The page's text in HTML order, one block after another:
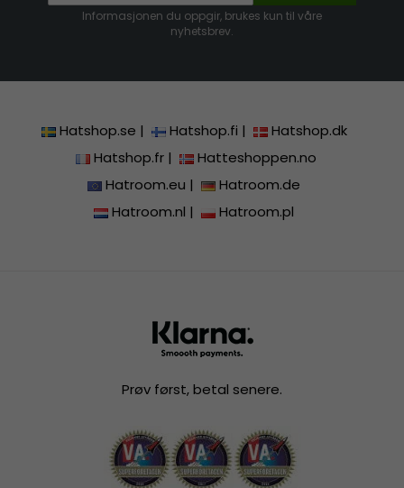
Informasjonen du oppgir, brukes kun til våre
nyhetsbrev.
Hatshop.se | Hatshop.fi |
Hatshop.dk
Hatshop.fr|
Hatteshoppen.no
Hatroom.eu |
Hatroom.de
Hatroom.nl | Hatroom.pl
Prøv først, betal senere.